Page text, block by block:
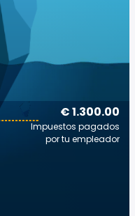
€ 1.300.00
Impuestos pagados
por tu empleador